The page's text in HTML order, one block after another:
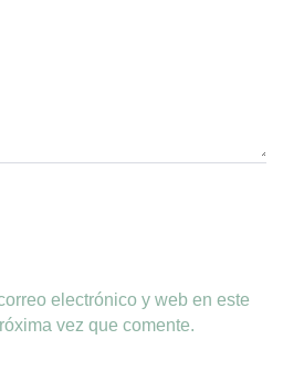
electrónico y web en este
vez que comente.